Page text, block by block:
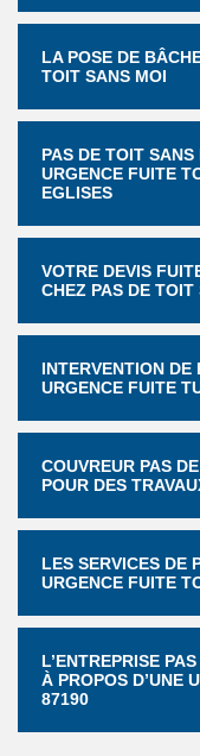
LA POSE DE
TOIT SANS MOI
PAS DE TOIT
URGENCE FUITE
EGLISES
VOTRE DEVIS
CHEZ PAS DE TOIT
INTERVENTION DE
URGENCE FUITE
COUVREUR PAS
POUR DES
LES SERVICES DE
URGENCE FUITE
L’ENTREPRISE
À PROPOS D’UNE
87190